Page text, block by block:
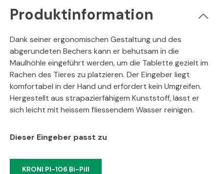
Produktinformation
Dank seiner ergonomischen Gestaltung und des
abgerundeten Bechers kann er behutsam in die
Maulhöhle eingeführt werden, um die Tablette gezielt im
Rachen des Tieres zu platzieren. Der Eingeber liegt
komfortabel in der Hand und erfordert kein Umgreifen.
Hergestellt aus strapazierfähigem Kunststoff, lässt er
sich leicht mit heissem fliessendem Wasser reinigen.
Dieser Eingeber passt zu
KRONI PI-106 Bi-Pill